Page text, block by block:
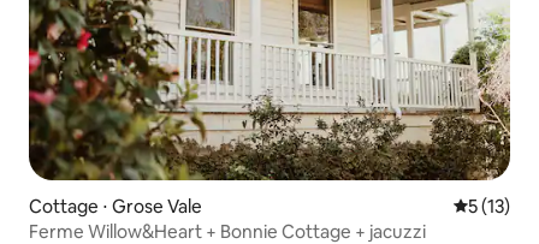
Cottage ⋅ Grose Vale
5 (13)
Ferme Willow&Heart + Bonnie Cottage + jacuzzi